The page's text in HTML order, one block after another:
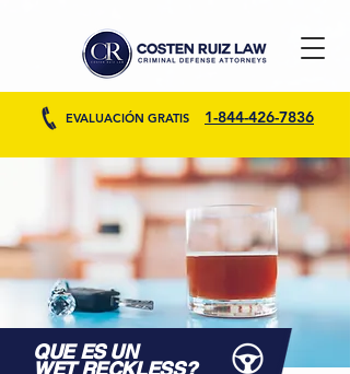
EVALUACIÓN GRATIS 1-844-426-7836
QUE ES UN
WET RECKLESS?